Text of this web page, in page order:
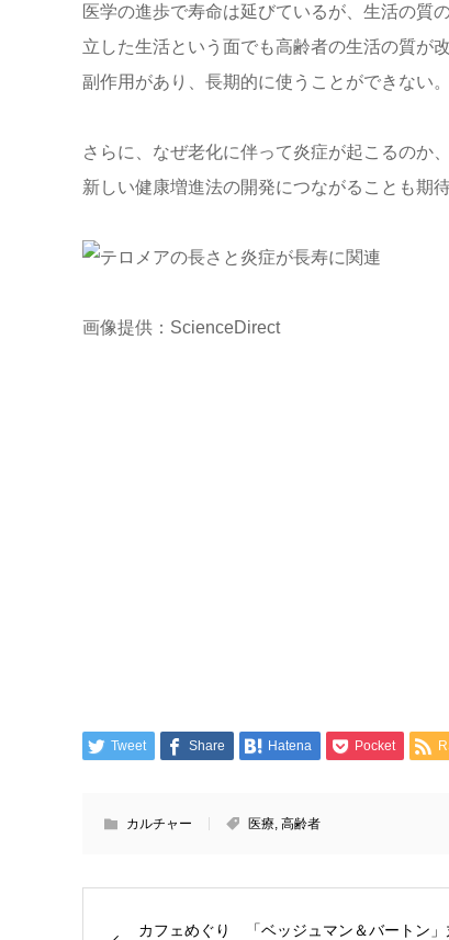
医学の進歩で寿命は延びているが、生活の質
立した生活という面でも高齢者の生活の質が
副作用があり、長期的に使うことができない
さらに、なぜ老化に伴って炎症が起こるのか
新しい健康増進法の開発につながることも期待
画像提供：ScienceDirect
Tweet Share Hatena Pocket
カルチャー 医療, 高齢者
カフェめぐり 「ベッジュマン＆バートン」